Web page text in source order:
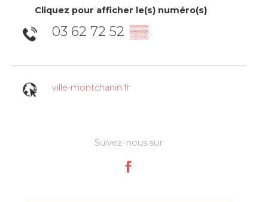
Cliquez pour afficher le(s) numéro(s)
03 62 72 52 ▒▒
ville-montchanin.fr
Suivez-nous sur